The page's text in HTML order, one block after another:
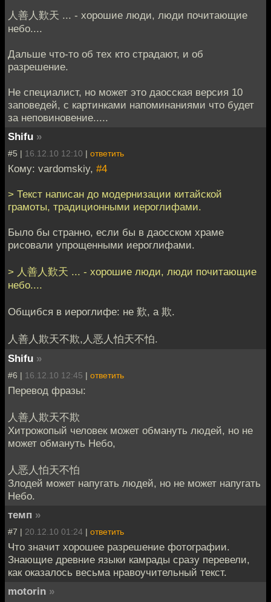
人善人歎天 ... - хорошие люди, люди почитающие
небо....
Дальше что-то об тех кто страдают, и об
разрешение.
Не специалист, но может это даосская версия 10
заповедей, с картинками напоминаниями что будет
за неповиновение.....
Shifu »
#5 | 16.12.10 12:10 | ответить
Кому: vardomskiy, #4
> Текст написан до модернизации китайской
грамоты, традиционными иероглифами.
Было бы странно, если бы в даосском храме
рисовали упрощенными иероглифами.
> 人善人歎天 ... - хорошие люди, люди почитающие
небо....
Общибся в иероглифе: не 歎, а 欺.
人善人欺天不欺,人恶人怕天不怕.
Shifu »
#6 | 16.12.10 12:45 | ответить
Перевод фразы:
人善人欺天不欺
Хитрожопый человек может обмануть людей, но не
может обмануть Небо,
人恶人怕天不怕
Злодей может напугать людей, но не может напугать
Небо.
темп »
#7 | 20.12.10 01:24 | ответить
Что значит хорошее разрешение фотографии.
Знающие древние языки камрады сразу перевели,
как оказалось весьма нравоучительный текст.
motorin »